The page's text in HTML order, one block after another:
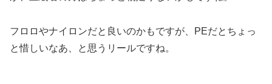
フロロやナイロンだと良いのかもですが、PEだとちょっ
と惜しいなあ、と思うリールですね。